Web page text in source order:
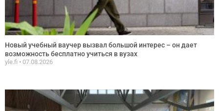
Новый учебный ваучер вызвал большой интерес – он дает
возможность бесплатно учиться в вузах
yle.fi 07.08.2026